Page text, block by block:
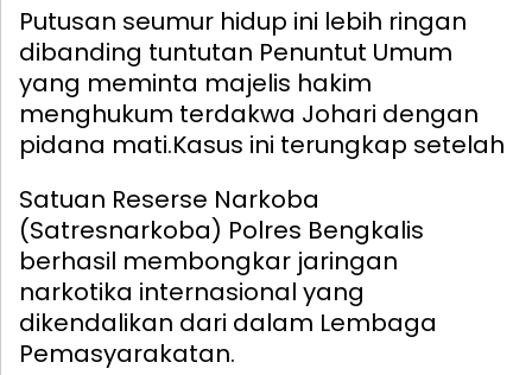
Putusan seumur hidup ini lebih ringan
dibanding tuntutan Penuntut Umum
yang meminta majelis hakim
menghukum terdakwa Johari dengan
pidana mati.Kasus ini terungkap setelah
Satuan Reserse Narkoba
(Satresnarkoba) Polres Bengkalis
berhasil membongkar jaringan
narkotika internasional yang
dikendalikan dari dalam Lembaga
Pemasyarakatan.